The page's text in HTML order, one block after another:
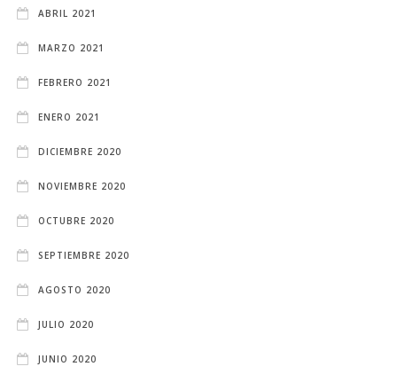
ABRIL 2021
MARZO 2021
FEBRERO 2021
ENERO 2021
DICIEMBRE 2020
NOVIEMBRE 2020
OCTUBRE 2020
SEPTIEMBRE 2020
AGOSTO 2020
JULIO 2020
JUNIO 2020